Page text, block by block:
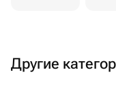
Другие